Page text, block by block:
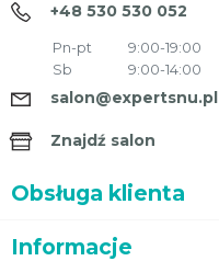
+48 530 530 052
Pn-pt
9:00-19:00
Sb
9:00-14:00
salon@expertsnu.pl
Znajdź salon
Obsługa klienta
Informacje